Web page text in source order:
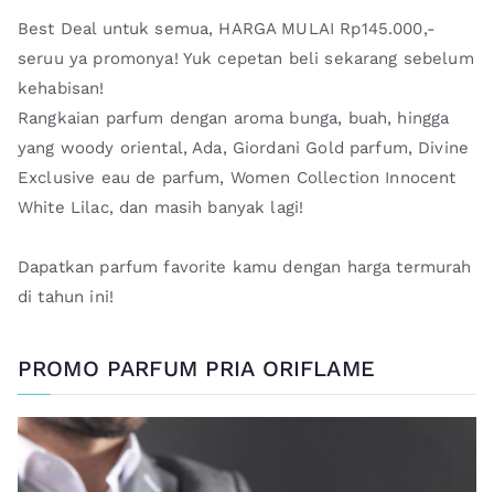
Best Deal untuk semua, HARGA MULAI Rp145.000,-
seruu ya promonya! Yuk cepetan beli sekarang sebelum
kehabisan!
Rangkaian parfum dengan aroma bunga, buah, hingga
yang woody oriental, Ada, Giordani Gold parfum, Divine
Exclusive eau de parfum, Women Collection Innocent
White Lilac, dan masih banyak lagi!
Dapatkan parfum favorite kamu dengan harga termurah
di tahun ini!
PROMO PARFUM PRIA ORIFLAME